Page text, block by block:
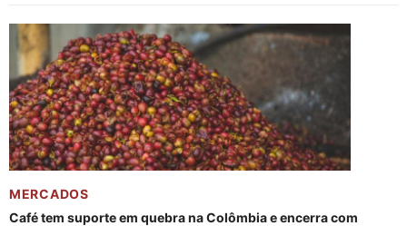
MERCADOS
Café tem suporte em quebra na Colômbia e encerra com